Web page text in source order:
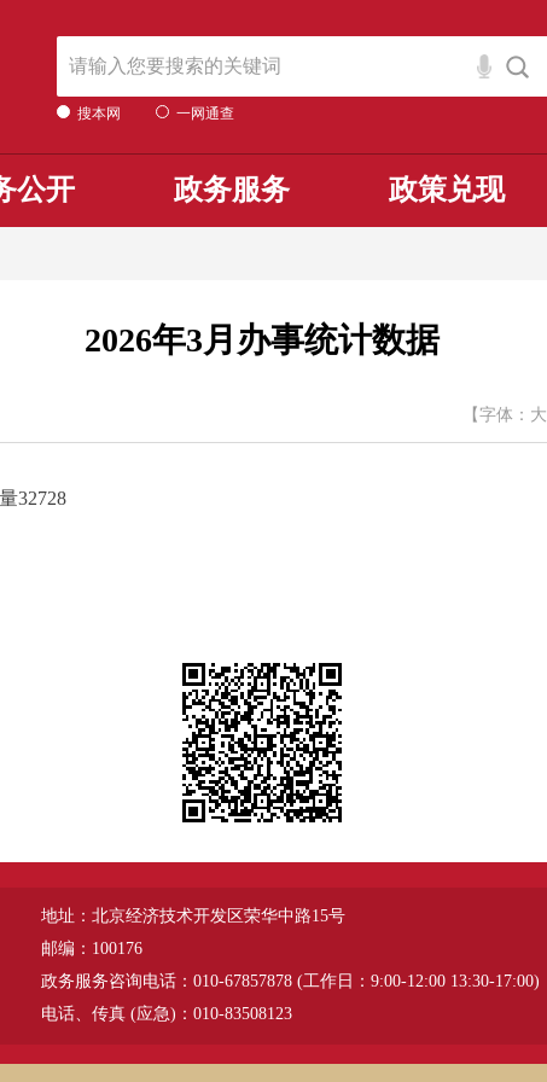
搜本网 一网通查
公开 政务服务 政策兑现
2026年3月办事统计数据
【字体： 大
32728
地址：北京经济技术开发区荣华中路15号
邮编：100176
政务服务咨询电话：010-67857878 (工作日：9:00-12:00 13:30-17:00)
电话、传真 (应急)：010-83508123